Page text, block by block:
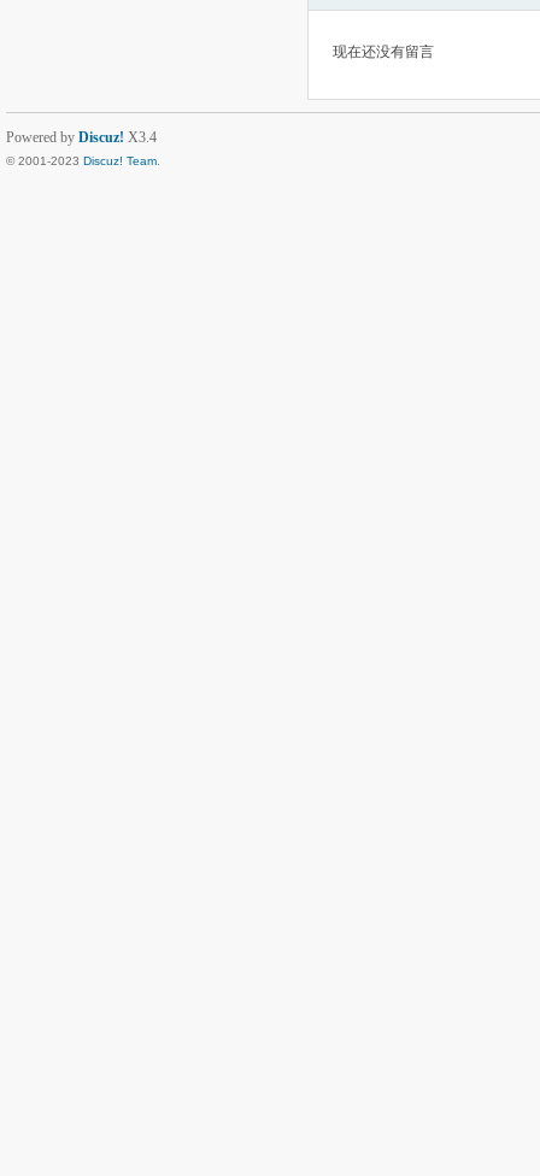
现在还没有留言
Powered by Discuz! X3.4
© 2001-2023 Discuz! Team